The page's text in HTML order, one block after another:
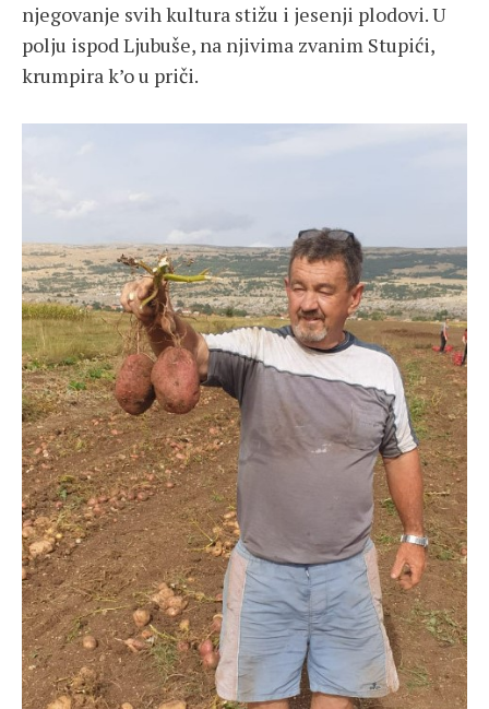
njegovanje svih kultura stižu i jesenji plodovi. U
polju ispod Ljubuše, na njivima zvanim Stupići,
krumpira k’o u priči.